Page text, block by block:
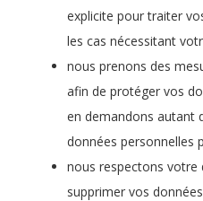
explicite pour traiter
les cas nécessitant
nous prenons des
afin de protéger vos
en demandons autant
données personnelles
nous respectons votre
supprimer vos